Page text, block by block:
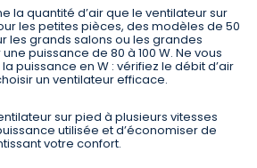
la quantité d’air que le ventilateur sur
les petites pièces, des modèles de 50
les grands salons ou les grandes
puissance de 80 à 100 W. Ne vous
puissance en W : vérifiez le débit d’air
un ventilateur efficace.
sur pied à plusieurs vitesses
utilisée et d’économiser de
votre confort.